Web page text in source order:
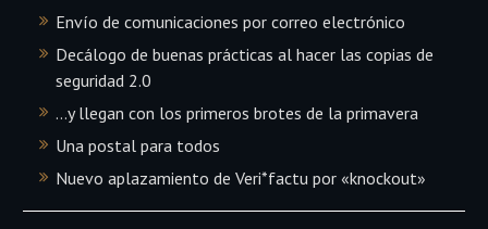
Envío de comunicaciones por correo electrónico
Decálogo de buenas prácticas al hacer las copias de
seguridad 2.0
…y llegan con los primeros brotes de la primavera
Una postal para todos
Nuevo aplazamiento de Veri*factu por «knockout»